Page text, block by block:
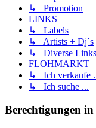
↳ Promotion
LINKS
↳ Labels
↳ Artists + Dj´s
↳ Diverse Links
FLOHMARKT
↳ Ich verkaufe
↳ Ich suche ...
Berechtigungen